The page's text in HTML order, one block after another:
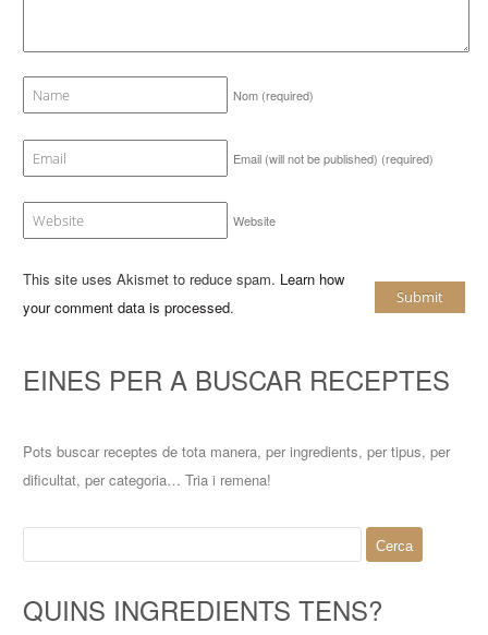
Nom (required)
Email (will not be published) (required)
Website
This site uses Akismet to reduce spam. Learn how
your comment data is processed.
EINES PER A BUSCAR RECEPTES
Pots buscar receptes de tota manera, per ingredients, per tipus, per
dificultat, per categoria… Tria i remena!
QUINS INGREDIENTS TENS?